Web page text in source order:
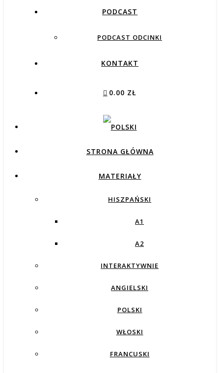
PODCAST
PODCAST ODCINKI
KONTAKT
0.00 ZŁ
STRONA GŁÓWNA
MATERIAŁY
HISZPAŃSKI
A1
A2
INTERAKTYWNIE
ANGIELSKI
POLSKI
WŁOSKI
FRANCUSKI